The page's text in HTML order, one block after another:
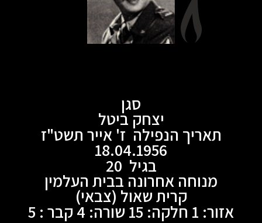
סגן
יצחק ביטל
תאריך הנפילה ז' אייר תשט"ז
18.04.1956
בגיל 20
מנוחה אחרונה בבית העלמין
קרית שאול (צבאי)
אזור: 1 חלקה: 15 שורה: 4 קבר : 5